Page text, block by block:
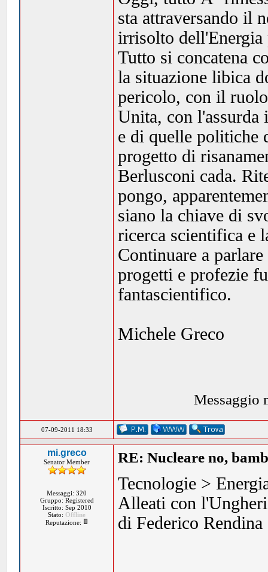
sta attraversando il
irrisolto
Tutto si concatena
la situazione libica
pericolo, con il
Unita, con
e di quelle politiche
progetto di
Berlusconi cada.
pongo,
siano la chiave di
ricerca scientifica e
Continuare a
progetti e profezie
fantascientifico.
Michele Greco
Messaggio
07-09-2011 18:33
mi.greco
Senator Member
Messaggi: 320
Gruppo: Registered
Iscritto: Sep 2010
Stato: Offline
Reputazione:
RE: Nucleare no,
Tecnologie >
Alleati con
di Federico Rendina